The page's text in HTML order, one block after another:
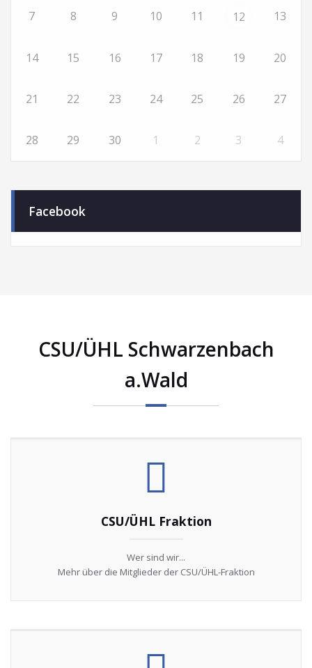
7 8 9 10 11 12 13
14 15 16 17 18 19 20
21 22 23 24 25 26 27
28 29 30 1 2 3 4
Facebook
CSU/ÜHL Schwarzenbach
a.Wald
CSU/ÜHL Fraktion
Wer sind wir...
Mehr über die Mitglieder der CSU/ÜHL-Fraktion